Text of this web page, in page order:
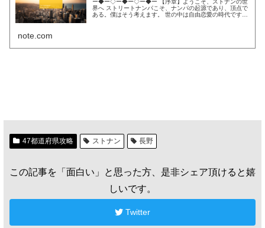
ー◆ー◇ー◆ー◇ー◆ー 【序章】ようこそ、ストナンの世
界へ ストリートナンパこそ、ナンパの起源であり、頂点で
ある。僕はそう考えます。 世の中は自由恋愛の時代です。
note.com
47都道府県攻略 ストナン 長野
この記事を「面白い」と思った方、是非シェア頂けると嬉
しいです。
Twitter